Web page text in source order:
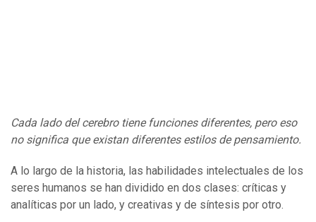
Cada lado del cerebro tiene funciones diferentes, pero eso
no significa que existan diferentes estilos de pensamiento.
A lo largo de la historia, las habilidades intelectuales de los
seres humanos se han dividido en dos clases: críticas y
analíticas por un lado, y creativas y de síntesis por otro.